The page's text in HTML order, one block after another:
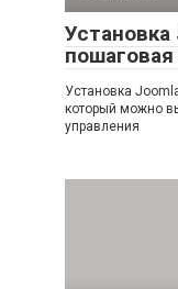
Установка
Установка
который можно
управления